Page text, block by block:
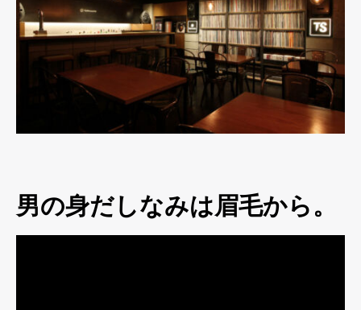
男の身だしなみは眉毛から。